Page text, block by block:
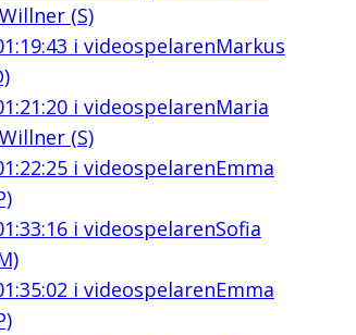
(S)
i videospelarenMarkus
i videospelarenMaria
(S)
i videospelarenEmma
i videospelarenSofia
i videospelarenEmma